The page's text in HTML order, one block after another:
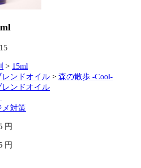
> 15ml
ンドオイル > 森の散歩 -Cool-
ンドオイル
メ対策
円
円